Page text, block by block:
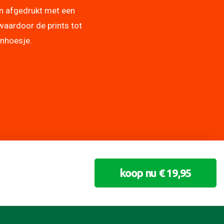
afgedrukt met een
de prints tot
koop nu € 19,95